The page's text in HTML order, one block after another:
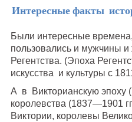
Интересные факты
Были интересные
пользовались и
Регентства. (Эпоха
искусства и культуры с
А в Викторианскую эпоху
королевства (1837—1901
Виктории, королевы